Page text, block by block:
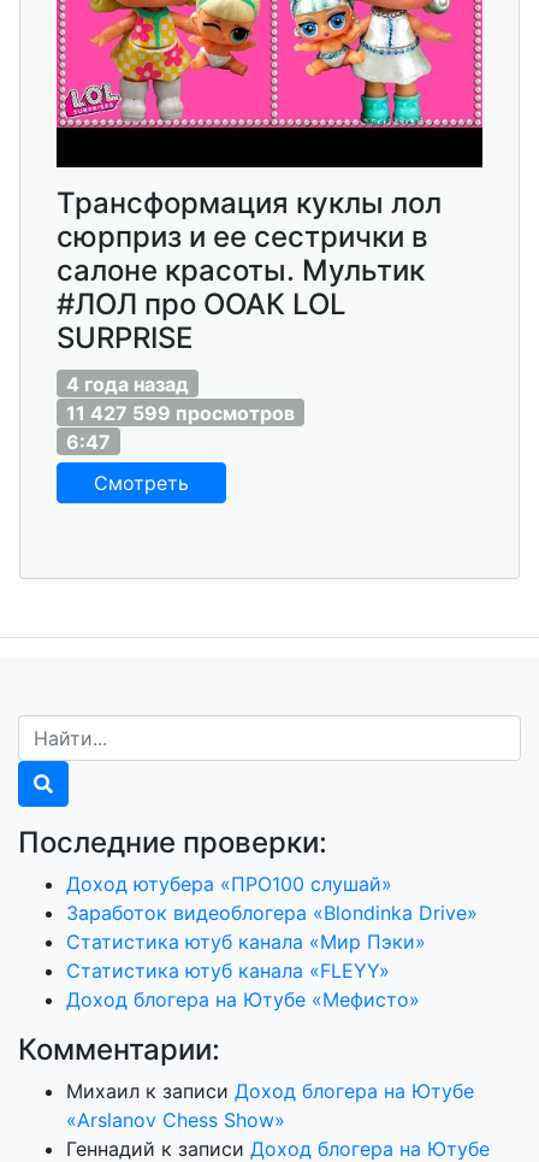
Трансформация куклы лол
сюрприз и ее сестрички в
салоне красоты. Мультик
#ЛОЛ про ООАК LOL
SURPRISE
4 года назад
11 427 599 просмотров
6:47
Смотреть
Последние проверки:
Доход ютубера «ПРО100 слушай»
Заработок видеоблогера «Blondinka Drive»
Статистика ютуб канала «Мир Пэки»
Статистика ютуб канала «FLEYY»
Доход блогера на Ютубе «Мефисто»
Комментарии:
Михаил к записи Доход блогера на Ютубе
«Arslanov Chess Show»
Геннадий к записи Доход блогера на Ютубе